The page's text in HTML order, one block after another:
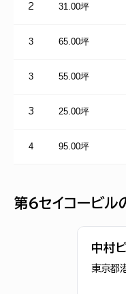
2 31.00坪
3 65.00坪
3 55.00坪
3 25.00坪
4 95.00坪
第６セイコービ
中村
東京都